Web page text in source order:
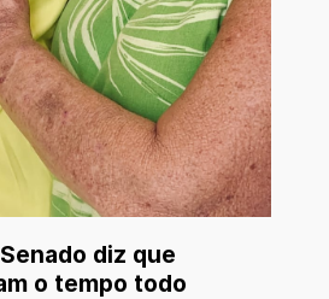
diz que
o tempo todo